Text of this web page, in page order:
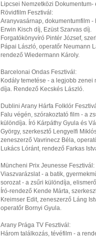
Lipcsei Nemzetközi Dokumentum-
Rövidfilm Fesztivál:
Aranyvasárnap, dokumentumfilm -
Erwin Kisch díj, Ezüst Szarvas díj.
Forgatókönyvíró Pintér József,
Pápai László, operatőr Neumann
rendező Wiedermann Károly.
Barcelonai Ondas Fesztivál:
Kodály temetése - a legjobb zenei
díja. Rendező Kecskés László.
Dublini Arany Hárfa Folklór
Falu végén, szórakoztató film - a
különdíja. Író Kárpáthy Gyula és
György, szerkesztő Lengyelfi
zeneszerző Vavrinecz Béla,
Lukács Lóránt, rendező Farkas
Müncheni Prix Jeunesse Fesztivál:
Viaszvarázslat - a batik,
sorozat - a zsűri különdíja,
Író-rendező Kende Márta,
Kreimser Edit, zeneszerző Láng
operatőr Bornyi Gyula.
Arany Prága TV Fesztivál:
Három találkozás, tévéfilm - a